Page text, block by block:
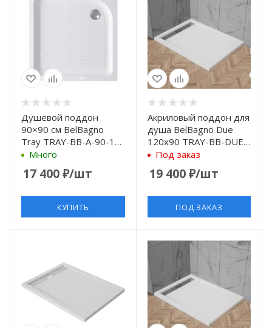
Душевой поддон
90×90 см BelBagno
Tray TRAY-BB-A-90-15-
W с антискользящим
Много
17 400₽/шт
КУПИТЬ
Акриловый поддон для
душа BelBagno Due
120x90 TRAY-BB-DUE-
AH-120/90-4-W0
Под заказ
19 400₽/шт
ПОД ЗАКАЗ